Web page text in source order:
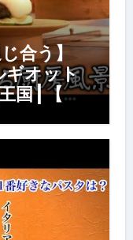
合う】
ギオット
国 | 【厨